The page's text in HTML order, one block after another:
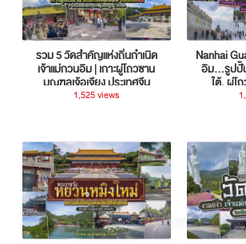
รวม 5 วัดสำคัญแห่งถิ่นกำเนิด
เจ้าแม่กวนอิม | เกาะผู่โถวซาน
มณฑลเจ้อเจียง ประเทศจีน
1,525 views
Nanhai
อิม...รูปปั้
ใต้, ผู่โ